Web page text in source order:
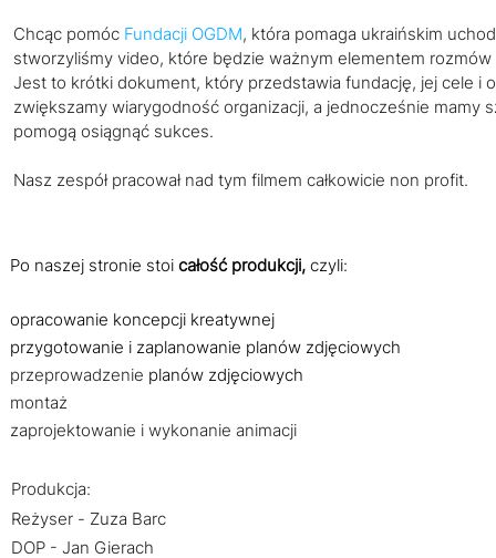
Chcąc pomóc Fundacji OGDM, która pomaga ukraińskim
stworzyliśmy video, które będzie ważnym elementem
Jest to krótki dokument, który przedstawia fundację, jej cele i
zwiększamy wiarygodność organizacji, a jednocześnie mamy
pomogą osiągnąć sukces.
Nasz zespół pracował nad tym filmem całkowicie non profit.
Po naszej stronie stoi całość produkcji, czyli:
opracowanie koncepcji kreatywnej
przygotowanie i zaplanowanie planów zdjęciowych
przeprowadzenie planów zdjęciowych
montaż
zaprojektowanie i wykonanie animacji
Produkcja:
Reżyser - Zuza Barc
DOP - Jan Gierach